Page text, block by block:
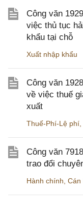
Công văn
việc thủ tục
khẩu tại chỗ
Xuất nhập khẩu
Công văn
về việc thuế
xuất
Thuế-Phí-Lệ phí
Công văn
trao đổi
Hành chính Cán